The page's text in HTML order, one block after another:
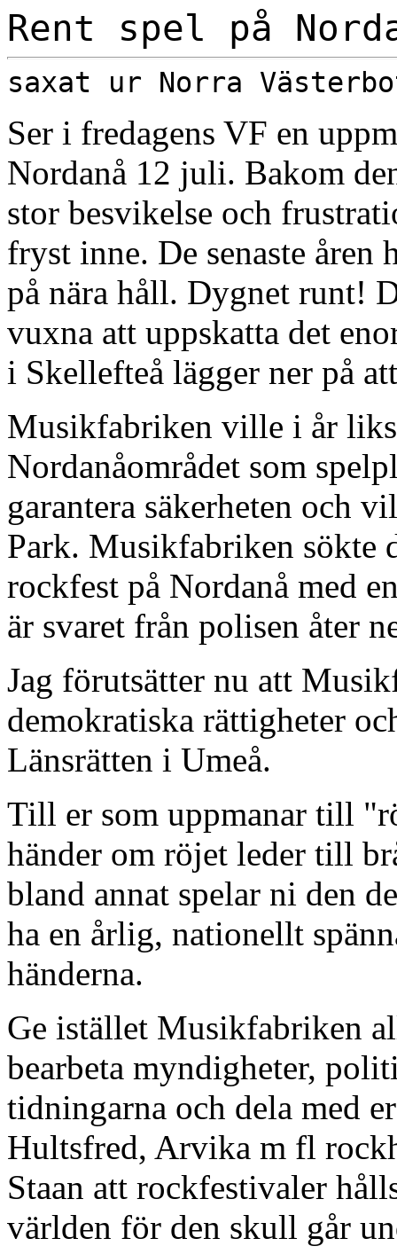
Rent spel på
saxat ur Norra
Ser i fredagens VF en
Nordanå 12 juli. Bakom
stor besvikelse och
fryst inne. De senaste åren
på nära håll. Dygnet runt!
vuxna att uppskatta det
i Skellefteå lägger ner på
Musikfabriken ville i år
Nordanåområdet som
garantera säkerheten och
Park. Musikfabriken sökte
rockfest på Nordanå med
är svaret från polisen åter
Jag förutsätter nu att
demokratiska rättigheter
Länsrätten i Umeå.
Till er som uppmanar till
händer om röjet leder till
bland annat spelar ni den
ha en årlig, nationellt
händerna.
Ge istället Musikfabriken
bearbeta myndigheter,
tidningarna och dela med
Hultsfred, Arvika m fl
Staan att rockfestivaler
världen för den skull går